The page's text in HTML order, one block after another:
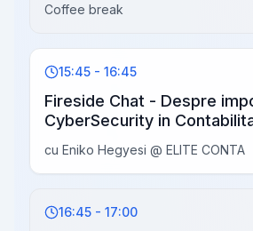
Coffee break
15:45 - 16:45
Fireside Chat - Despre
CyberSecurity in
cu Eniko Hegyesi @ ELITE CONTA
16:45 - 17:00